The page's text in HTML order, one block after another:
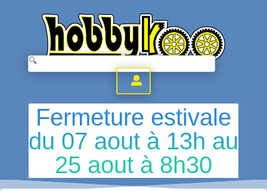
.
Fermeture estivale
du 07 aout à 13h au
25 aout à 8h30